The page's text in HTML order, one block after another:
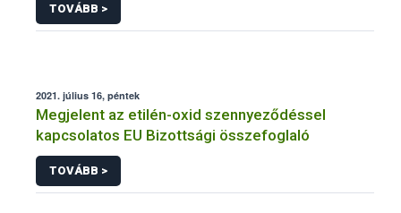
TOVÁBB >
2021. július 16, péntek
Megjelent az etilén-oxid szennyeződéssel
kapcsolatos EU Bizottsági összefoglaló
TOVÁBB >